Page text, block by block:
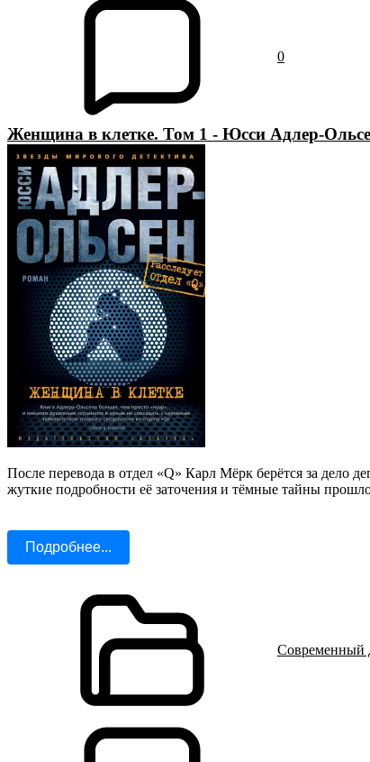
0
Женщина в клетке. Том 1 - Юсси Адлер-
После перевода в отдел «Q» Карл Мёрк берётся за дело
жуткие подробности её заточения и тёмные тайны
Подробнее...
Современный